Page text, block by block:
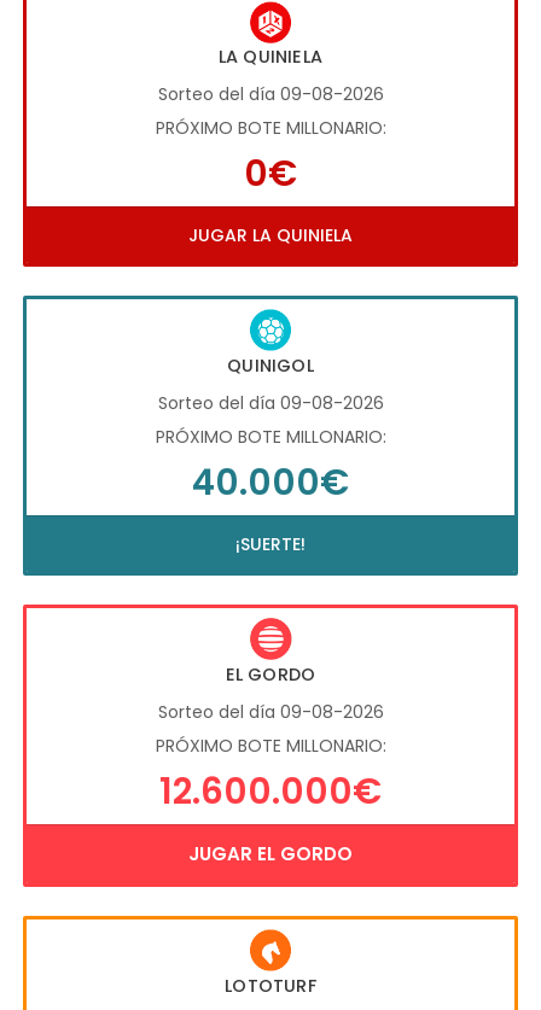
LA QUINIELA
Sorteo del día 09-08-2026
PRÓXIMO BOTE MILLONARIO:
0€
JUGAR LA QUINIELA
QUINIGOL
Sorteo del día 09-08-2026
PRÓXIMO BOTE MILLONARIO:
40.000€
¡SUERTE!
EL GORDO
Sorteo del día 09-08-2026
PRÓXIMO BOTE MILLONARIO:
12.600.000€
JUGAR EL GORDO
LOTOTURF